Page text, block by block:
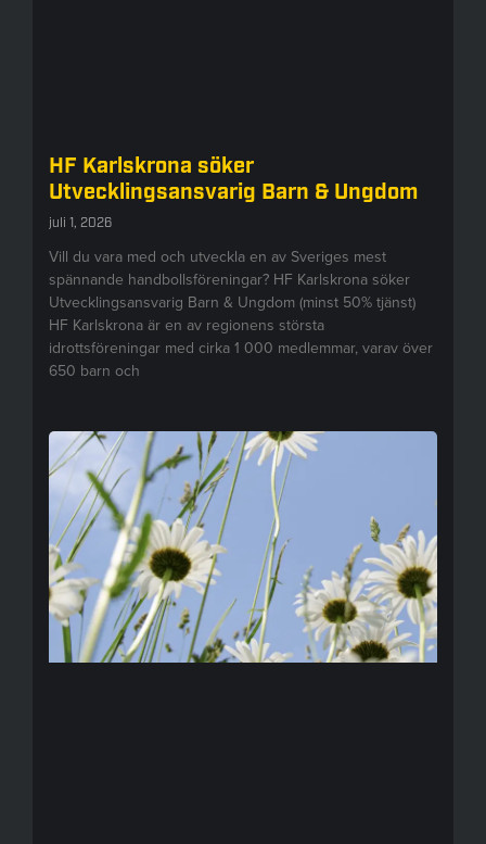
HF Karlskrona söker
Utvecklingsansvarig Barn & Ungdom
juli 1, 2026
Vill du vara med och utveckla en av Sveriges mest
spännande handbollsföreningar? HF Karlskrona söker
Utvecklingsansvarig Barn & Ungdom (minst 50% tjänst)
HF Karlskrona är en av regionens största
idrottsföreningar med cirka 1 000 medlemmar, varav över
650 barn och